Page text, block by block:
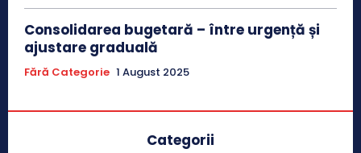
Consolidarea bugetară – între urgență și
ajustare graduală
Fără Categorie 1 August 2025
Categorii